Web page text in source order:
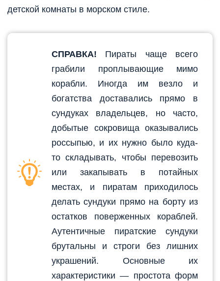
детской комнаты в морском стиле.
СПРАВКА! Пираты чаще всего
грабили проплывающие мимо
корабли. Иногда им везло и
богатства доставались прямо в
сундуках владельцев, но часто,
добытые сокровища оказывались
россыпью, и их нужно было куда-
то складывать, чтобы перевозить
или закапывать в потайных
местах, и пиратам приходилось
делать сундуки прямо на борту из
остатков поверженных кораблей.
Аутентичные пиратские сундуки
брутальны и строги без лишних
украшений. Основные их
характеристики — простота форм